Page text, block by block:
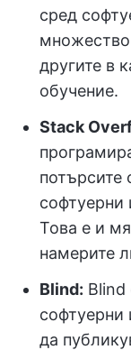
сред
множество
другите в
обучение.
Stack
потърсите
Това е и
намерите
Blind: Blind
софтуерни
да